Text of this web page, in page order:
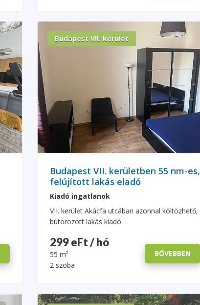
Budapest VII. kerület
Budapest VII. kerületben 55 nm-es,
felújított lakás eladó
Kiadó ingatlanok
VII. kerület Akácfa utcában azonnal költözhető,
bútorozott lakás kiadó
299 eFt / hó
55 m²
2 szoba
BŐVEBBEN